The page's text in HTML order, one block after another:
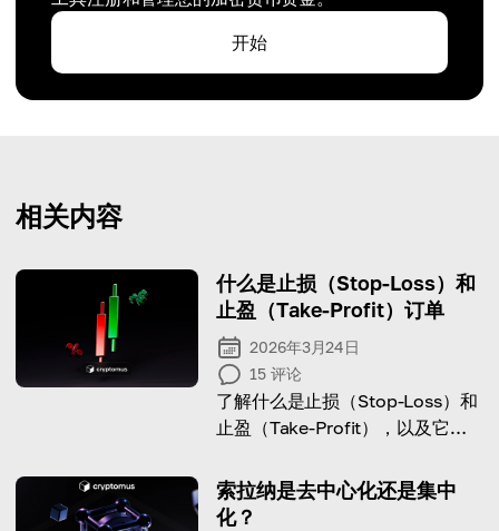
开始
相关内容
什么是止损（Stop-Loss）和
止盈（Take-Profit）订单
2026年3月24日
15 评论
了解什么是止损（Stop-Loss）和
止盈（Take-Profit），以及它们
索拉纳是去中心化还是集中
化？